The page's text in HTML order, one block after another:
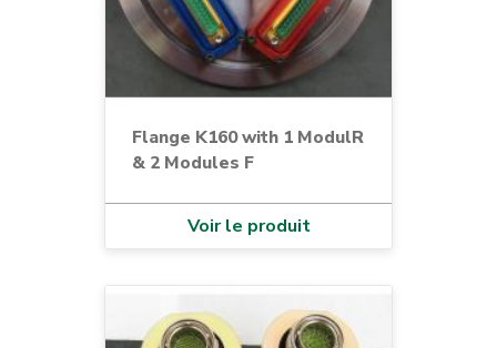
Flange K160 with 1 ModulR
& 2 Modules F
Voir le produit